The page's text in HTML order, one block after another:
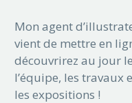
Mon agent
vient de mettre en
découvrirez au jour
l’équipe, les travaux
les expositions !